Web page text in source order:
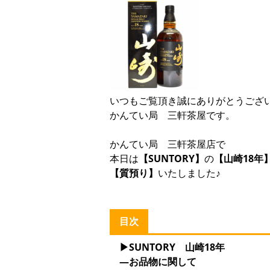
いつもご覧頂き誠にありがとうござ
かんてい局 三軒茶屋です。
かんてい局 三軒茶屋店で
本日は 【SUNTORY】 の 【山崎18年】
【質預り】 いたしました♪
目次
▶SUNTORY 山崎18年
—お品物に関して